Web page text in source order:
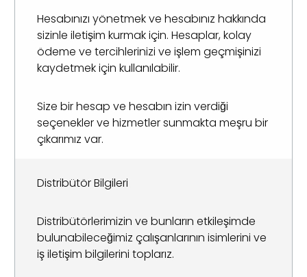
Hesabınızı yönetmek ve hesabınız hakkında
sizinle iletişim kurmak için. Hesaplar, kolay
ödeme ve tercihlerinizi ve işlem geçmişinizi
kaydetmek için kullanılabilir.
Size bir hesap ve hesabın izin verdiği
seçenekler ve hizmetler sunmakta meşru bir
çıkarımız var.
Distribütör Bilgileri
Distribütörlerimizin ve bunların etkileşimde
bulunabileceğimiz çalışanlarının isimlerini ve
iş iletişim bilgilerini toplarız.